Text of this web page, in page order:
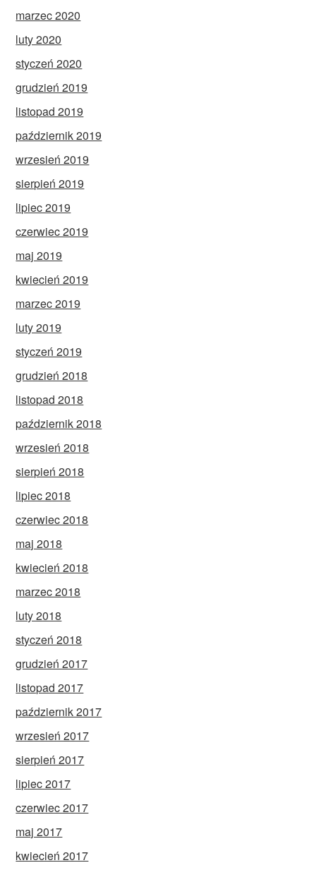
marzec 2020
luty 2020
styczeń 2020
grudzień 2019
listopad 2019
październik 2019
wrzesień 2019
sierpień 2019
lipiec 2019
czerwiec 2019
maj 2019
kwiecień 2019
marzec 2019
luty 2019
styczeń 2019
grudzień 2018
listopad 2018
październik 2018
wrzesień 2018
sierpień 2018
lipiec 2018
czerwiec 2018
maj 2018
kwiecień 2018
marzec 2018
luty 2018
styczeń 2018
grudzień 2017
listopad 2017
październik 2017
wrzesień 2017
sierpień 2017
lipiec 2017
czerwiec 2017
maj 2017
kwiecień 2017